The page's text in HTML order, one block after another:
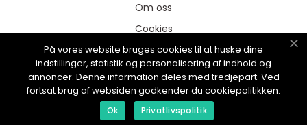
Om oss
Cookies
Kontakt Oss
Sitemap
På vores website bruges cookies til at huske dine
indstillinger, statistik og personalisering af indhold og
annoncer. Denne information deles med tredjepart. Ved
fortsat brug af websiden godkender du cookiepolitikken.
Ok Privatlivspolitik